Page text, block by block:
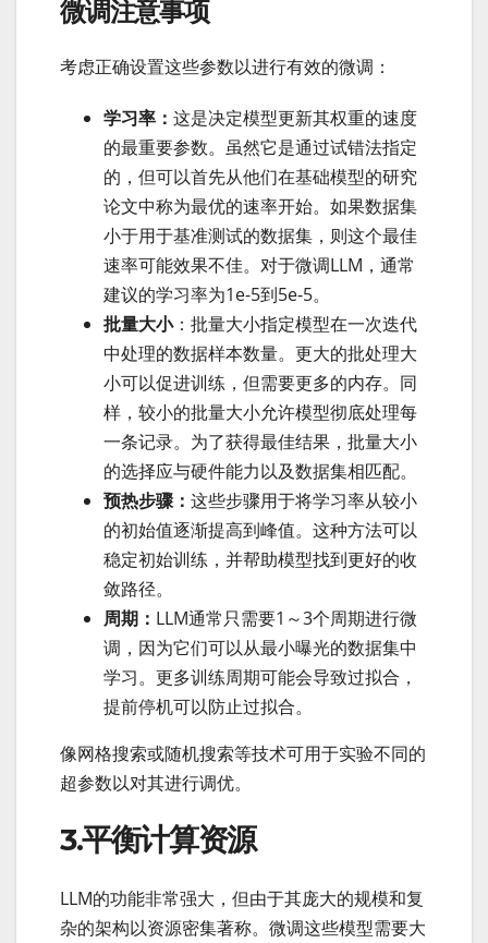
微调注意事项
考虑正确设置这些参数以进行有效的微调：
学习率： 这是决定模型更新其权重的速度
的最重要参数。虽然它是通过试错法指定
的，但可以首先从他们在基础模型的研究
论文中称为最优的速率开始。如果数据集
小于用于基准测试的数据集，则这个最佳
速率可能效果不佳。对于微调LLM，通常
建议的学习率为1e-5到5e-5。
批量大小：批量大小指定模型在一次迭代
中处理的数据样本数量。更大的批处理大
小可以促进训练，但需要更多的内存。同
样，较小的批量大小允许模型彻底处理每
一条记录。为了获得最佳结果，批量大小
的选择应与硬件能力以及数据集相匹配。
预热步骤： 这些步骤用于将学习率从较小
的初始值逐渐提高到峰值。这种方法可以
稳定初始训练，并帮助模型找到更好的收
敛路径。
周期： LLM通常只需要1～3个周期进行微
调，因为它们可以从最小曝光的数据集中
学习。更多训练周期可能会导致过拟合，
提前停机可以防止过拟合。
像网格搜索或随机搜索等技术可用于实验不同的
超参数以对其进行调优。
3.平衡计算资源
LLM的功能非常强大，但由于其庞大的规模和复
杂的架构以资源密集著称。微调这些模型需要大